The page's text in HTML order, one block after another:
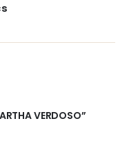
VERDOSO”